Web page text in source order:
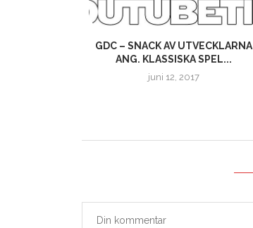
GDC – SNACK AV UTVECKLARNA
ANG. KLASSISKA SPEL...
juni 12, 2017